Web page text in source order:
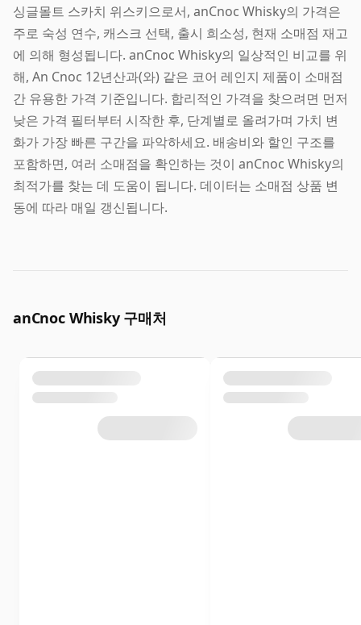
싱글몰트 스카치 위스키으로서, anCnoc Whisky의 가격은
주로 숙성 연수, 캐스크 선택, 출시 희소성, 현재 소매점 재고
에 의해 형성됩니다. anCnoc Whisky의 일상적인 비교를 위
해, An Cnoc 12년산과(와) 같은 코어 레인지 제품이 소매점
간 유용한 가격 기준입니다. 합리적인 가격을 찾으려면 먼저
낮은 가격 필터부터 시작한 후, 단계별로 올려가며 가치 변
화가 가장 빠른 구간을 파악하세요. 배송비와 할인 구조를
포함하면, 여러 소매점을 확인하는 것이 anCnoc Whisky의
최적가를 찾는 데 도움이 됩니다. 데이터는 소매점 상품 변
동에 따라 매일 갱신됩니다.
anCnoc Whisky 구매처